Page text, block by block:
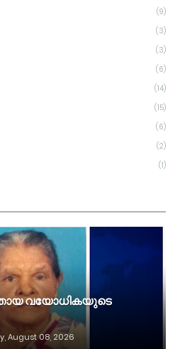
(9)
(3)
(3)
(6)
(14)
(15)
(6)
(2)
(1)
വയോധികയുടെ
August 08, 2026